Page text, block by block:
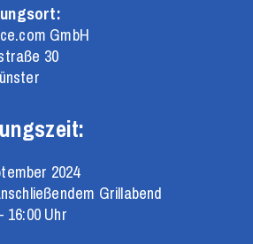
GmbH
30
2024
Grillabend
16:00 Uhr